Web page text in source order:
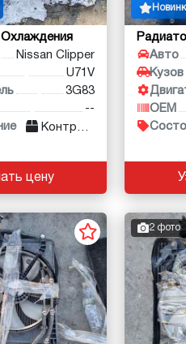
Nissan Clipper
U71V
3G83
--
Контракт
цену
Авто
Кузов
OEM
2 фото